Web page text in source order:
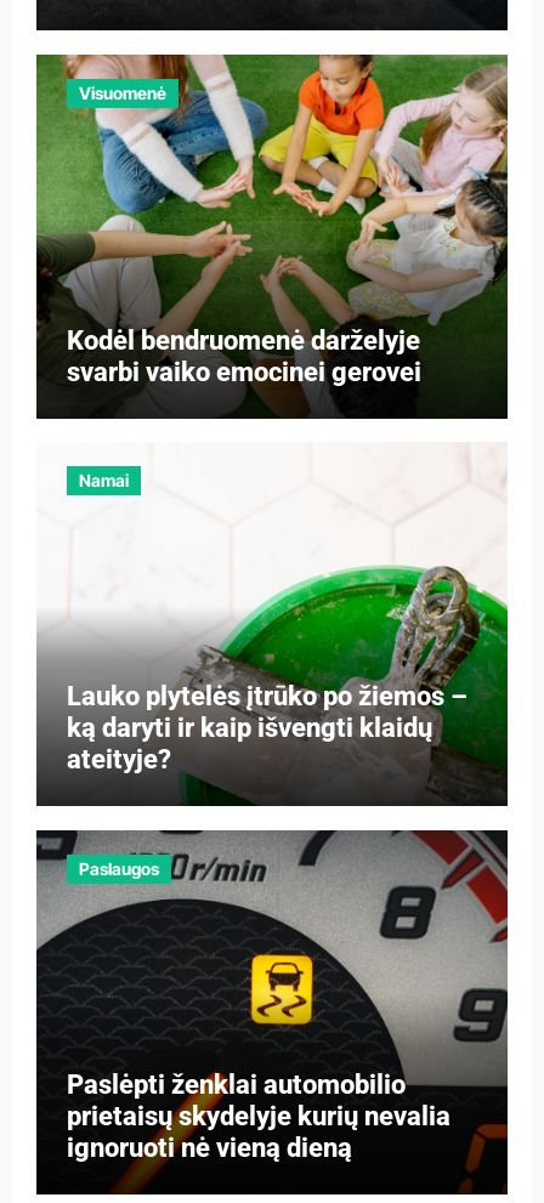
Visuomenė
Kodėl bendruomenė darželyje
svarbi vaiko emocinei gerovei
Namai
Lauko plytelės įtrūko po žiemos –
ką daryti ir kaip išvengti klaidų
ateityje?
Paslaugos
Paslėpti ženklai automobilio
prietaisų skydelyje kurių nevalia
ignoruoti nė vieną dieną